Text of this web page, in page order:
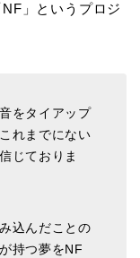
」というプロジ
をタイアップ
れまでにない
じておりま
込んだことの
持つ夢をNF